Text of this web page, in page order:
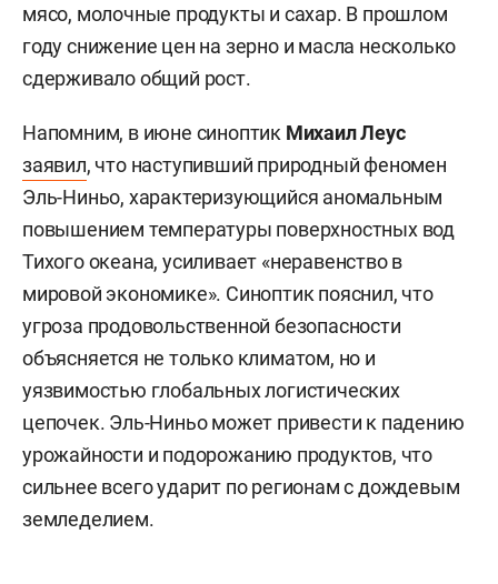
мясо, молочные продукты и сахар. В прошлом
году снижение цен на зерно и масла несколько
сдерживало общий рост.
Напомним, в июне синоптик Михаил Леус
заявил, что наступивший природный феномен
Эль-Ниньо, характеризующийся аномальным
повышением температуры поверхностных вод
Тихого океана, усиливает «неравенство в
мировой экономике». Синоптик пояснил, что
угроза продовольственной безопасности
объясняется не только климатом, но и
уязвимостью глобальных логистических
цепочек. Эль-Ниньо может привести к падению
урожайности и подорожанию продуктов, что
сильнее всего ударит по регионам с дождевым
земледелием.